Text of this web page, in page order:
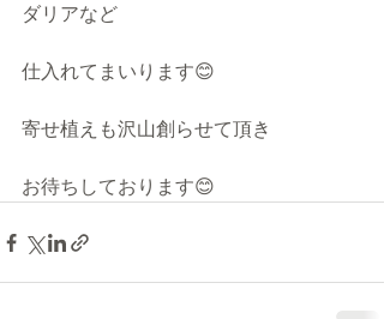
ダリアなど
仕入れてまいります😊
寄せ植えも沢山創らせて頂き
お待ちしております😊